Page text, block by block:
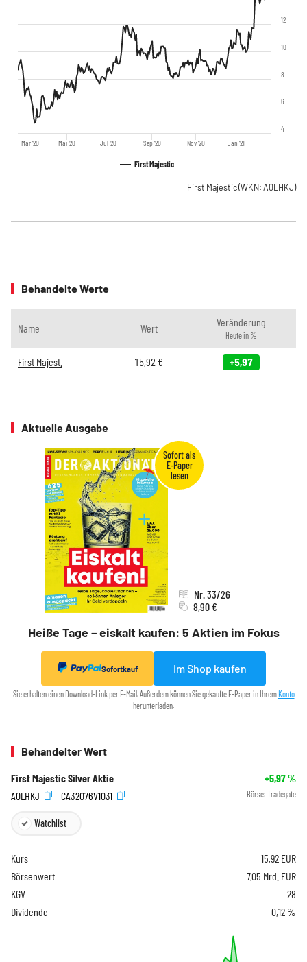
First Majestic
Mär '20 Mai '20 Jul '20 Sep '20 Nov '20 Jan '21
4
6
8
10
12
First Majestic(WKN: A0LHKJ)
Behandelte Werte
Name Wert Veränderung
Heute in %
First Majest. 15,92 € +5,97
Aktuelle Ausgabe
Heiße Tage – eiskalt kaufen: 5 Aktien im Fokus
Nr. 33/26
8,90 €
Sofortkauf Im Shop kaufen
Sie erhalten einen Download-Link per E-Mail. Außerdem können Sie gekaufte E-Paper in Ihrem Konto
herunterladen.
Behandelter Wert
First Majestic Silver Aktie +5,97%
A0LHKJ
CA32076V1031 Börse: Tradegate
Watchlist
Kurs 15,92 EUR
Börsenwert
7,05 Mrd. EUR
KGV
28
Dividende
0,12 %